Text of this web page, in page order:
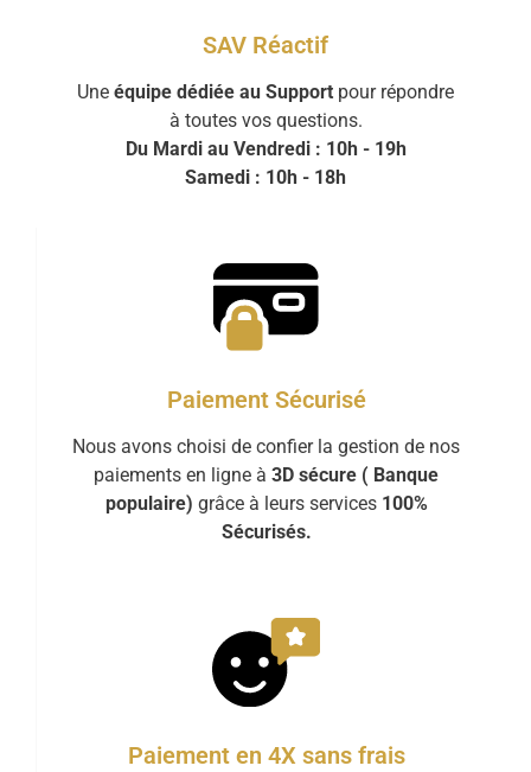
SAV Réactif
Une équipe dédiée au Support pour répondre
à toutes vos questions.
Du Mardi au Vendredi : 10h - 19h
Samedi : 10h - 18h
Paiement Sécurisé
Nous avons choisi de confier la gestion de nos
paiements en ligne à 3D sécure ( Banque
populaire) grâce à leurs services 100%
Sécurisés.
Paiement en 4X sans frais